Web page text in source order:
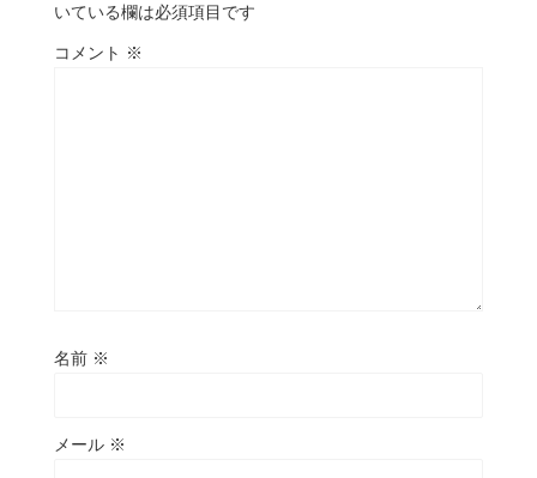
いている欄は必須項目です
コメント ※
名前 ※
メール ※